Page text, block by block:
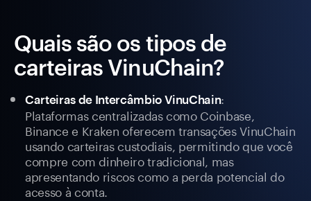
Quais são os tipos de
carteiras VinuChain?
Carteiras de Intercâmbio VinuChain:
Plataformas centralizadas como Coinbase,
Binance e Kraken oferecem transações VinuChain
usando carteiras custodiais, permitindo que você
compre com dinheiro tradicional, mas
apresentando riscos como a perda potencial do
acesso à conta.